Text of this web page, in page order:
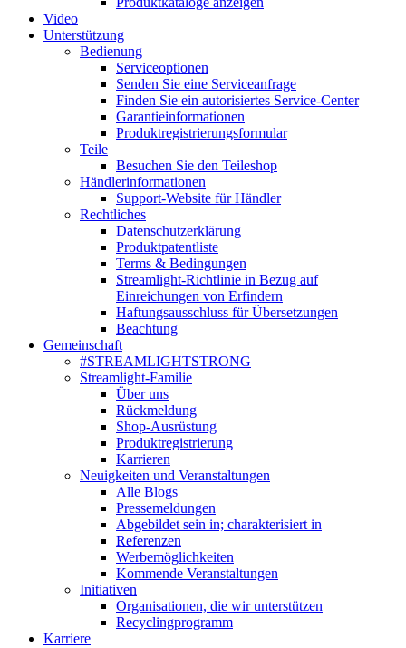
Video
Unterstützung
Bedienung
Serviceoptionen
Senden Sie eine Serviceanfrage
Finden Sie ein autorisiertes Service-Center
Garantieinformationen
Produktregistrierungsformular
Teile
Besuchen Sie den Teileshop
Händlerinformationen
Support-Website für Händler
Rechtliches
Datenschutzerklärung
Produktpatentliste
Terms & Bedingungen
Streamlight-Richtlinie in Bezug auf
Einreichungen von Erfindern
Haftungsausschluss für Übersetzungen
Beachtung
Gemeinschaft
#STREAMLIGHTSTRONG
Streamlight-Familie
Über uns
Rückmeldung
Shop-Ausrüstung
Produktregistrierung
Karrieren
Neuigkeiten und Veranstaltungen
Alle Blogs
Pressemeldungen
Abgebildet sein in; charakterisiert in
Referenzen
Werbemöglichkeiten
Kommende Veranstaltungen
Initiativen
Organisationen, die wir unterstützen
Recyclingprogramm
Karriere